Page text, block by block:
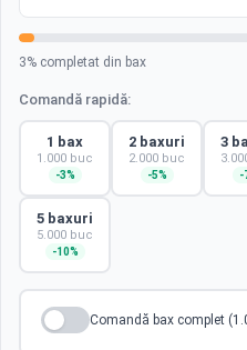
3% completat din bax
Comandă rapidă:
1 bax
1.000 buc
-3%
2 baxuri
2.000 buc
-5%
3
-
5 baxuri
5.000 buc
-10%
Comandă bax complet